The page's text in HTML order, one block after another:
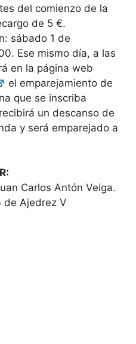
del comienzo de la
de 5 €.
sábado 1 de
Ese mismo día, a las
en la página web
el emparejamiento de
que se inscriba
un descanso de
y será emparejado a
Carlos Antón Veiga.
de Ajedrez V